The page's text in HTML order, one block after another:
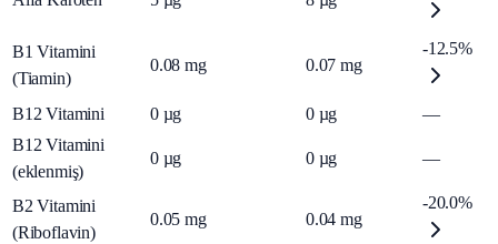
B1 Vitamini
(Tiamin)
0.08 mg 0.07 mg
-12.5%
B12 Vitamini 0 µg 0 µg
—
B12 Vitamini
(eklenmiş)
0 µg 0 µg —
B2 Vitamini
(Riboflavin)
0.05 mg 0.04 mg
-20.0%